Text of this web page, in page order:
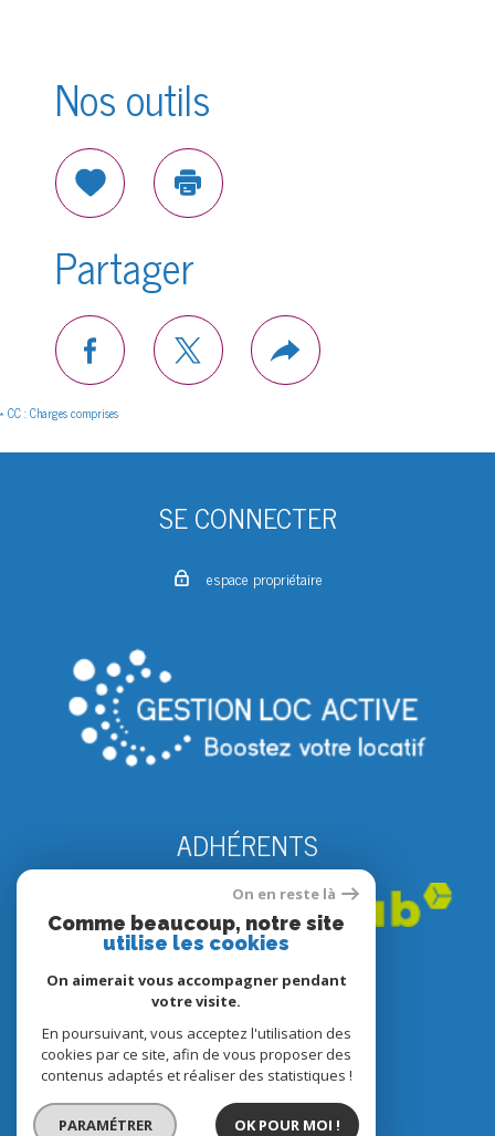
Nos outils
SélectionnerImprimer
Partager
facebooktwitter Plus
de
* CC : Charges comprises
SE CONNECTER
espace propriétaire
ADHÉRENTS
© 2022
Tous droits réservés
Traduction powered by Google
Nos honoraires
Plan du site
Mentions légales Partenaires
On en reste là
Comme beaucoup, notre site
utilise les cookies
On aimerait vous accompagner pendant
votre visite.
En poursuivant, vous acceptez l'utilisation des
cookies par ce site, afin de vous proposer des
contenus adaptés et réaliser des statistiques !
PARAMÉTRER OK POUR MOI !